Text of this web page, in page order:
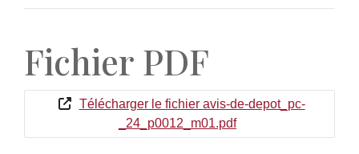
Fichier PDF
Télécharger le fichier avis-de-depot_pc-
_24_p0012_m01.pdf